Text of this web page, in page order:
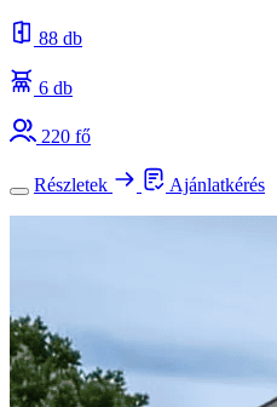
88 db
6 db
220 fő
Részletek Ajánlatkérés